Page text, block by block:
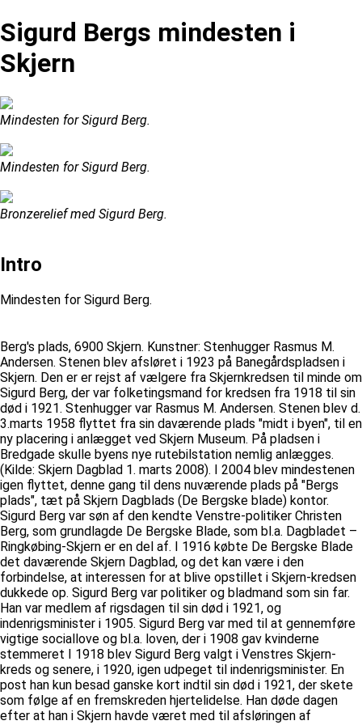
Sigurd Bergs mindesten i
Skjern
Mindesten for Sigurd Berg.
Mindesten for Sigurd Berg.
Bronzerelief med Sigurd Berg.
Intro
Mindesten for Sigurd Berg.
Berg's plads, 6900 Skjern. Kunstner: Stenhugger Rasmus M.
Andersen. Stenen blev afsløret i 1923 på Banegårdspladsen i
Skjern. Den er er rejst af vælgere fra Skjernkredsen til minde om
Sigurd Berg, der var folketingsmand for kredsen fra 1918 til sin
død i 1921. Stenhugger var Rasmus M. Andersen. Stenen blev d.
3.marts 1958 flyttet fra sin daværende plads "midt i byen", til en
ny placering i anlægget ved Skjern Museum. På pladsen i
Bredgade skulle byens nye rutebilstation nemlig anlægges.
(Kilde: Skjern Dagblad 1. marts 2008). I 2004 blev mindestenen
igen flyttet, denne gang til dens nuværende plads på "Bergs
plads", tæt på Skjern Dagblads (De Bergske blade) kontor.
Sigurd Berg var søn af den kendte Venstre-politiker Christen
Berg, som grundlagde De Bergske Blade, som bl.a. Dagbladet –
Ringkøbing-Skjern er en del af. I 1916 købte De Bergske Blade
det daværende Skjern Dagblad, og det kan være i den
forbindelse, at interessen for at blive opstillet i Skjern-kredsen
dukkede op. Sigurd Berg var politiker og bladmand som sin far.
Han var medlem af rigsdagen til sin død i 1921, og
indenrigsminister i 1905. Sigurd Berg var med til at gennemføre
vigtige sociallove og bl.a. loven, der i 1908 gav kvinderne
stemmeret I 1918 blev Sigurd Berg valgt i Venstres Skjern-
kreds og senere, i 1920, igen udpeget til indenrigsminister. En
post han kun besad ganske kort indtil sin død i 1921, der skete
som følge af en fremskreden hjertelidelse. Han døde dagen
efter at han i Skjern havde været med til afsløringen af